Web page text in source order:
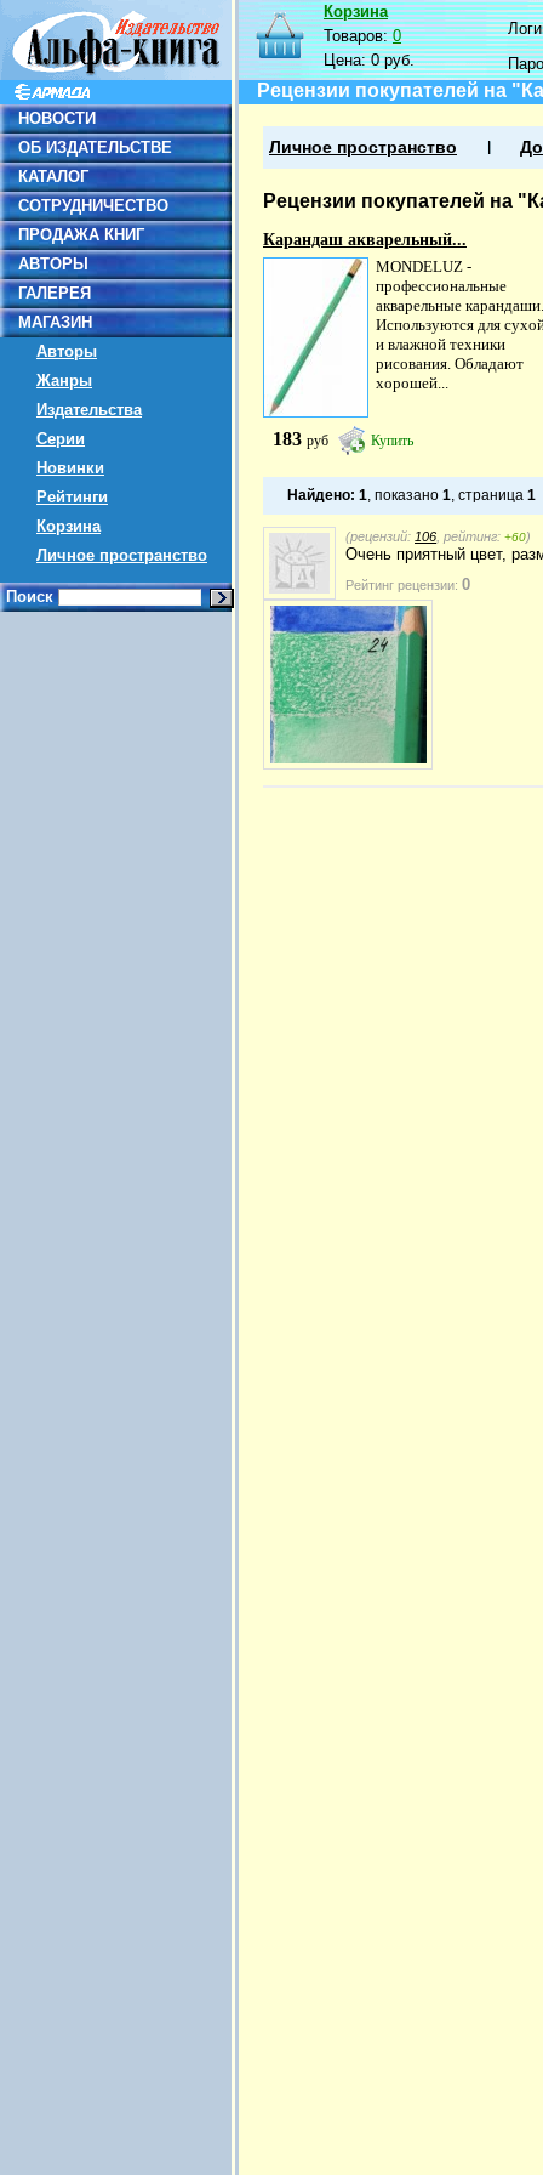
НОВОСТИ
ОБ ИЗДАТЕЛЬСТВЕ
КАТАЛОГ
СОТРУДНИЧЕСТВО
ПРОДАЖА КНИГ
АВТОРЫ
ГАЛЕРЕЯ
МАГАЗИН
Авторы
Жанры
Издательства
Серии
Новинки
Рейтинги
Корзина
Личное пространство
Поиск
Корзина
Товаров:0
Цена:0 руб.
Рецензии покупателей на
Личное пространство
Рецензии покупателей на
Карандаш акварельный...
MONDELUZ -
профессиональные
акварельные карандаши.
Используются для
и влажной техники
рисования. Обладают
хорошей...
183 руб Купить
Найдено: 1, показано 1, страница 1
(рецензий: 106 , рейтинг: +60)
Очень приятный цвет,
Рейтинг рецензии: 0